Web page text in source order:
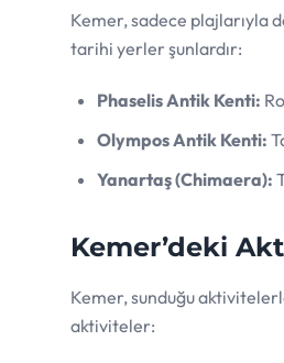
Kemer, sadece plajlarıyla
tarihi yerler şunlardır:
Phaselis Antik Kenti:
Olympos Antik Kenti:
Yanartaş (Chimaera):
Kemer’deki
Kemer, sunduğu
aktiviteler: